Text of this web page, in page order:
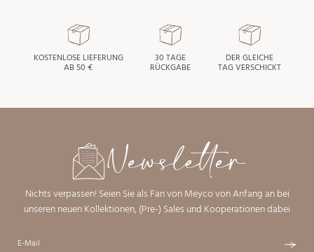
KOSTENLOSE LIEFERUNG
AB 50 €
30 TAGE
RÜCKGABE
DER GLEICHE
TAG VERSCHICKT
Newsletter
Nichts verpassen! Seien Sie als Fan von Meyco von Anfang an bei
unseren neuen Kollektionen, (Pre-) Sales und Kooperationen dabei